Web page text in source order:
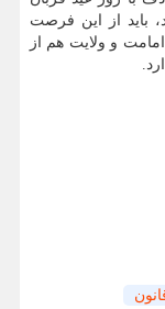
باید از این فرصت
امامت و ولایت هم از